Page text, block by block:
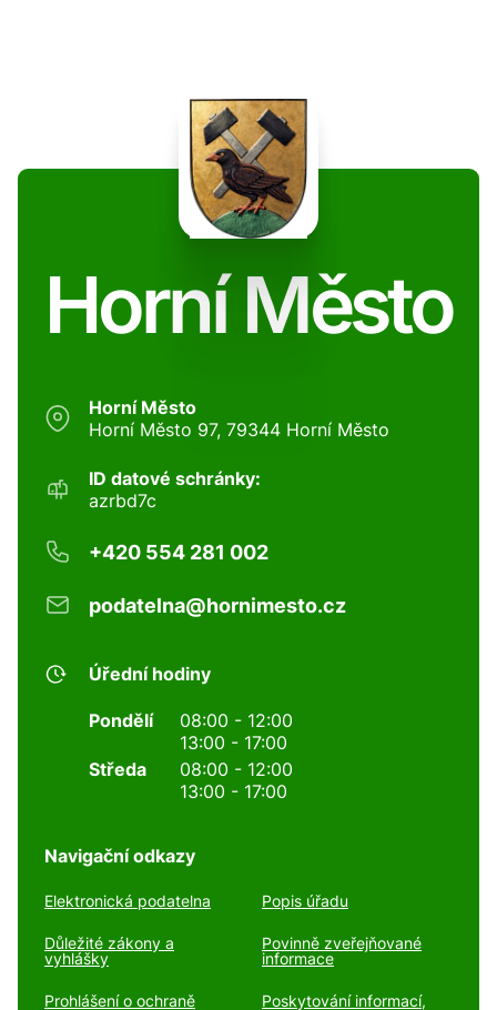
Horní Město
Horní Město
Horní Město 97, 79344 Horní Město
ID datové schránky:
azrbd7c
+420 554 281 002
podatelna@hornimesto.cz
Úřední hodiny
Pondělí
08:00 - 12:00
13:00 - 17:00
Středa
08:00 - 12:00
13:00 - 17:00
Navigační odkazy
Elektronická podatelna Popis úřadu
Důležité zákony a
vyhlášky
Povinně zveřejňované
informace
Prohlášení o ochraně
Poskytování informací,